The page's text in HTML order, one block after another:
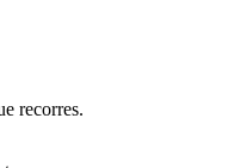
recorres.